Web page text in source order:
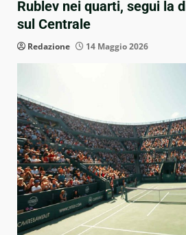
Rublev nei quarti, segui la
sul Centrale
Redazione 14 Maggio 2026